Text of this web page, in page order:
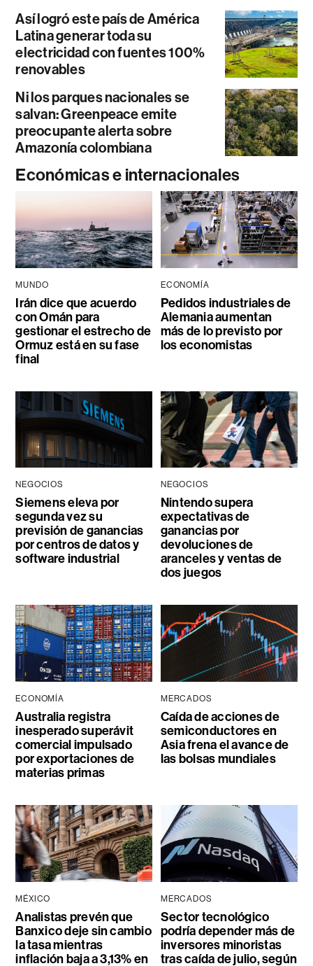
Así logró este país de América
Latina generar toda su
electricidad con fuentes 100%
renovables
Ni los parques nacionales se
salvan: Greenpeace emite
preocupante alerta sobre
Amazonía colombiana
Económicas e internacionales
MUNDO
Irán dice que acuerdo
con Omán para
gestionar el estrecho de
Ormuz está en su fase
final
ECONOMÍA
Pedidos industriales de
Alemania aumentan
más de lo previsto por
los economistas
NEGOCIOS
Siemens eleva por
segunda vez su
previsión de ganancias
por centros de datos y
software industrial
NEGOCIOS
Nintendo supera
expectativas de
ganancias por
devoluciones de
aranceles y ventas de
dos juegos
ECONOMÍA
Australia registra
inesperado superávit
comercial impulsado
por exportaciones de
materias primas
MERCADOS
Caída de acciones de
semiconductores en
Asia frena el avance de
las bolsas mundiales
MÉXICO
Analistas prevén que
Banxico deje sin cambio
la tasa mientras
inflación baja a 3,13% en
MERCADOS
Sector tecnológico
podría depender más de
inversores minoristas
tras caída de julio, según